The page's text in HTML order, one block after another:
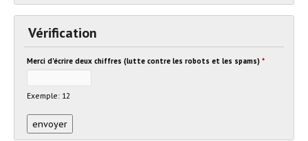
Vérification
Merci d'écrire deux chiffres (lutte contre les robots et les spams) *
Exemple: 12